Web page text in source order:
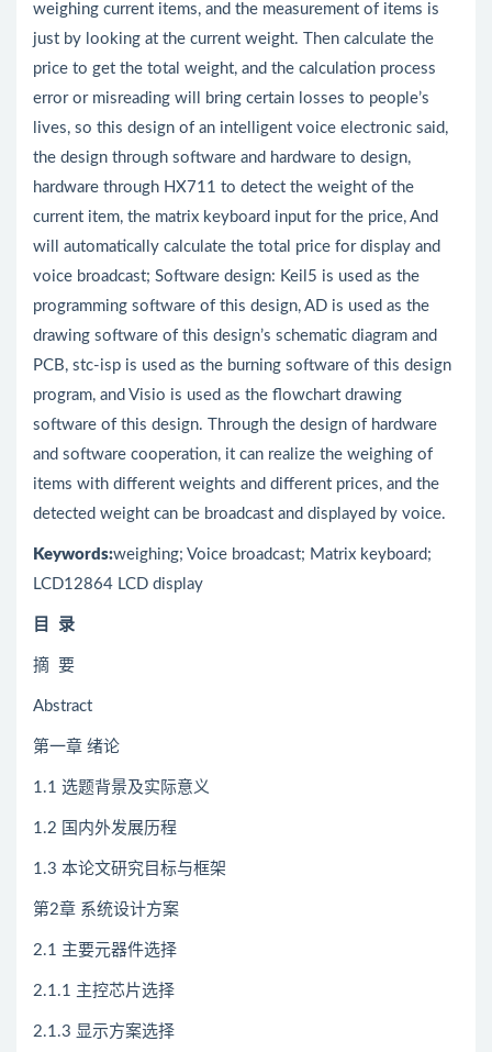
weighing current items, and the measurement of items is
just by looking at the current weight. Then calculate the
price to get the total weight, and the calculation process
error or misreading will bring certain losses to people’s
lives, so this design of an intelligent voice electronic said,
the design through software and hardware to design,
hardware through HX711 to detect the weight of the
current item, the matrix keyboard input for the price, And
will automatically calculate the total price for display and
voice broadcast; Software design: Keil5 is used as the
programming software of this design, AD is used as the
drawing software of this design’s schematic diagram and
PCB, stc-isp is used as the burning software of this design
program, and Visio is used as the flowchart drawing
software of this design. Through the design of hardware
and software cooperation, it can realize the weighing of
items with different weights and different prices, and the
detected weight can be broadcast and displayed by voice.
Keywords:weighing; Voice broadcast; Matrix keyboard;
LCD12864 LCD display
目 录
摘 要
Abstract
第一章 绪论
1.1 选题背景及实际意义
1.2 国内外发展历程
1.3 本论文研究目标与框架
第2章 系统设计方案
2.1 主要元器件选择
2.1.1 主控芯片选择
2.1.3 显示方案选择